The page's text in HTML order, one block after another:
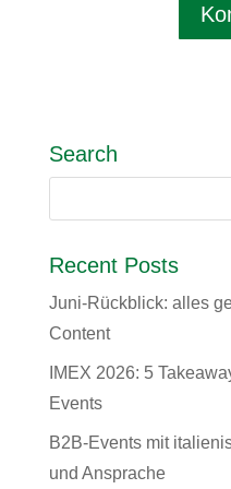
Search
Recent Posts
Juni-Rückblick: alles
Content
IMEX 2026: 5
Events
B2B-Events mit
und Ansprache